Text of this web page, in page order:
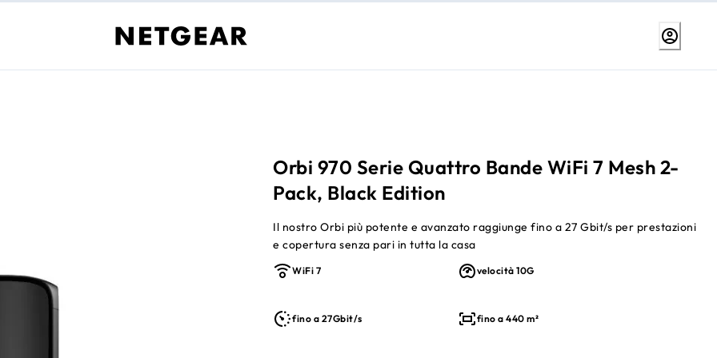
Orbi 970 Serie Quattro Bande WiFi 7 Mesh 2-
Pack, Black Edition
Il nostro Orbi più potente e avanzato raggiunge fino a 27 Gbit/s per prestazioni
e copertura senza pari in tutta la casa
WiFi 7 velocità 10G
fino a 27Gbit/s fino a 440 m²